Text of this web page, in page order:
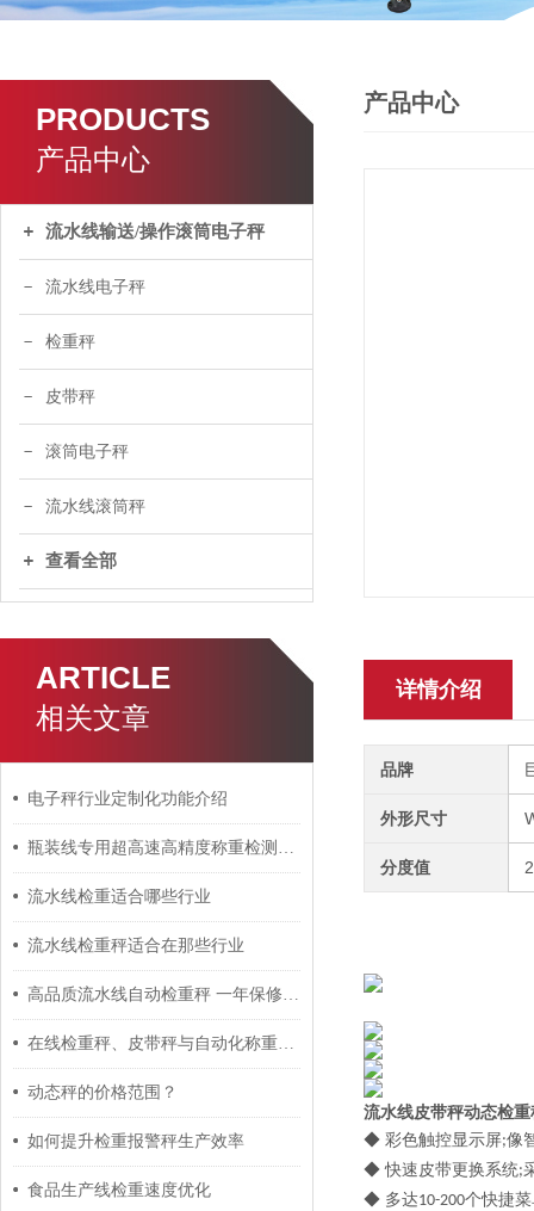
PRODUCTS
产品中心
流水线输送/操作滚筒电子秤
流水线电子秤
检重秤
皮带秤
滚筒电子秤
流水线滚筒秤
查看全部
ARTICLE
相关文章
电子秤行业定制化功能介绍
瓶装线专用超高速高精度称重检测皮带秤
流水线检重适合哪些行业
流水线检重秤适合在那些行业
高品质流水线自动检重秤 一年保修终身质保
在线检重秤、皮带秤与自动化称重标签打印综合方案
动态秤的价格范围？
如何提升检重报警秤生产效率
食品生产线检重速度优化
产品中心
详情介绍
品牌
外形尺寸
分度值
流水线皮带秤动态检
◆ 彩色触控显示屏;像
◆ 快速皮带更换系统;
◆ 多达10-200个快捷